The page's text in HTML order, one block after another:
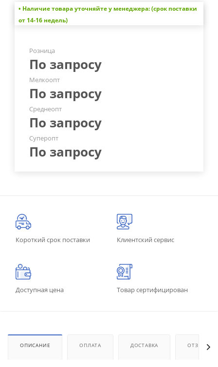
• Наличие товара уточняйте у менеджера: (срок поставки
от 14-16 недель)
Розница
По запросу
Мелкоопт
По запросу
Среднеопт
По запросу
Суперопт
По запросу
Короткий срок поставки Клиентский сервис
Доступная цена Товар сертифицирован
ОПИСАНИЕ ОПЛАТА ДОСТАВКА ОТЗЫВЫ